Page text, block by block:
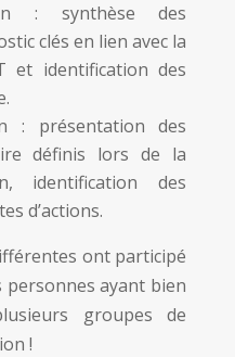
: synthèse des
clés en lien avec la
et identification des
: présentation des
définis lors de la
identification des
d’actions.
ont participé
personnes ayant bien
groupes de
!